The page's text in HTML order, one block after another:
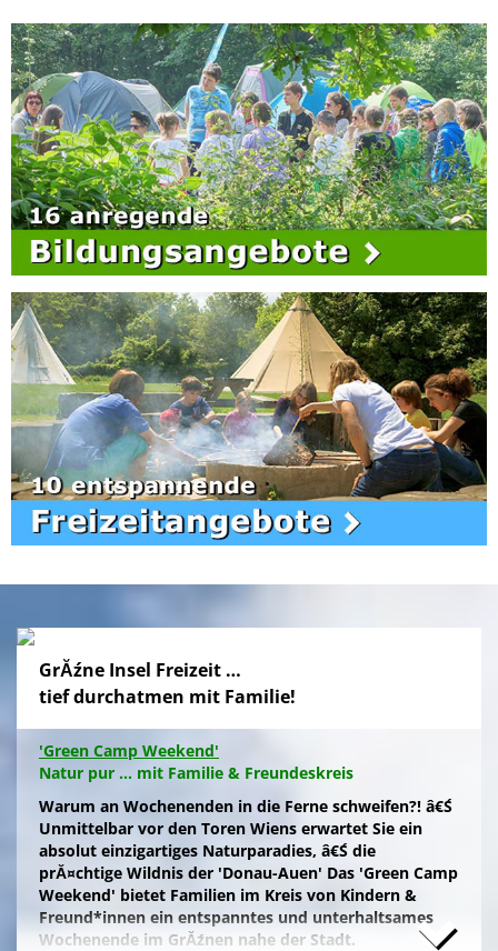
GrĂźne Insel Freizeit …
tief durchatmen mit Familie!
'Green Camp Weekend'
Natur pur ... mit Familie & Freundeskreis
Warum an Wochenenden in die Ferne schweifen?! â€Ś
Unmittelbar vor den Toren Wiens erwartet Sie ein
absolut einzigartiges Naturparadies, â€Ś die
prĂ¤chtige Wildnis der 'Donau-Auen' Das 'Green Camp
Weekend' bietet Familien im Kreis von Kindern &
Freund*innen ein entspanntes und unterhaltsames
Wochenende im GrĂźnen nahe der Stadt.